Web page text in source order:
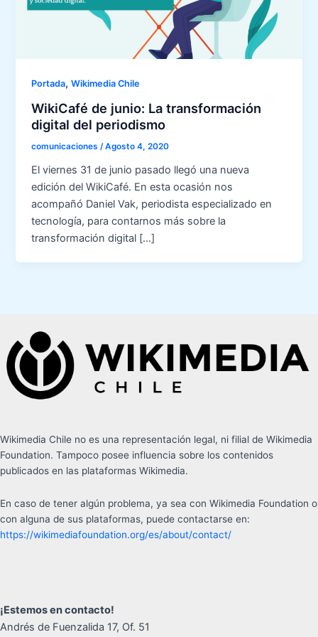
Portada,Wikimedia Chile
WikiCafé de junio: La transformación
digital del periodismo
comunicaciones /Agosto 4, 2020
El viernes 31 de junio pasado llegó una nueva
edición del WikiCafé. En esta ocasión nos
acompañó Daniel Vak, periodista especializado en
tecnología, para contarnos más sobre la
transformación digital […]
Wikimedia Chile no es una representación legal, ni filial de Wikimedia
Foundation. Tampoco posee influencia sobre los contenidos
publicados en las plataformas Wikimedia.
En caso de tener algún problema, ya sea con Wikimedia Foundation o
con alguna de sus plataformas, puede contactarse en:
https://wikimediafoundation.org/es/about/contact/
¡Estemos en contacto!
Andrés de Fuenzalida 17, Of. 51